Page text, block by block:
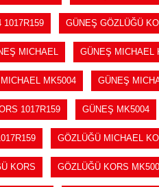
1017R159 GÜNEŞ GÖZLÜĞÜ
MICHAEL GÜNEŞ MICHAEL
MK5004 GÜNEŞ
1017R159 GÜNEŞ MK5004
GÖZLÜĞÜ MICHAEL
KORS GÖZLÜĞÜ KORS